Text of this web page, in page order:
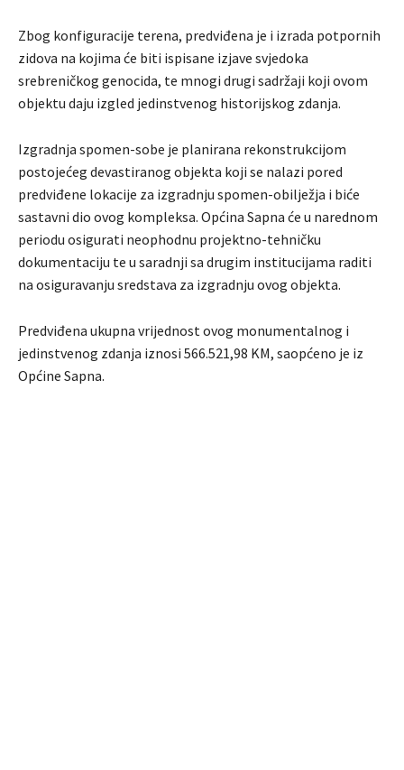
Zbog konfiguracije terena, predviđena je i izrada potpornih
zidova na kojima će biti ispisane izjave svjedoka
srebreničkog genocida, te mnogi drugi sadržaji koji ovom
objektu daju izgled jedinstvenog historijskog zdanja.
Izgradnja spomen-sobe je planirana rekonstrukcijom
postojećeg devastiranog objekta koji se nalazi pored
predviđene lokacije za izgradnju spomen-obilježja i biće
sastavni dio ovog kompleksa. Općina Sapna će u narednom
periodu osigurati neophodnu projektno-tehničku
dokumentaciju te u saradnji sa drugim institucijama raditi
na osiguravanju sredstava za izgradnju ovog objekta.
Predviđena ukupna vrijednost ovog monumentalnog i
jedinstvenog zdanja iznosi 566.521,98 KM, saopćeno je iz
Općine Sapna.